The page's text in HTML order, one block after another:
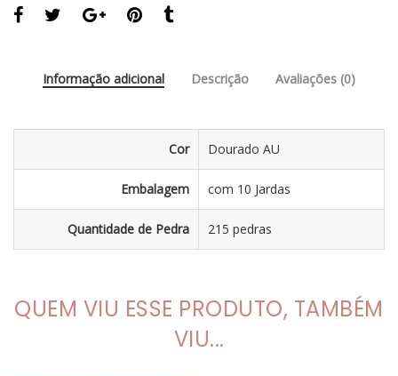
Informação adicional Descrição Avaliações (0)
Cor Dourado AU
Embalagem com 10 Jardas
Quantidade de Pedra 215 pedras
QUEM VIU ESSE PRODUTO, TAMBÉM
VIU...